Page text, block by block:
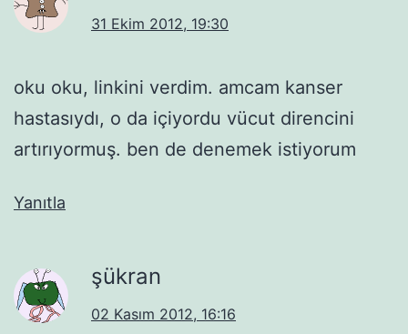
31 Ekim 2012, 19:30
oku oku, linkini verdim. amcam kanser
hastasıydı, o da içiyordu vücut direncini
artırıyormuş. ben de denemek istiyorum
Yanıtla
şükran
02 Kasım 2012, 16:16